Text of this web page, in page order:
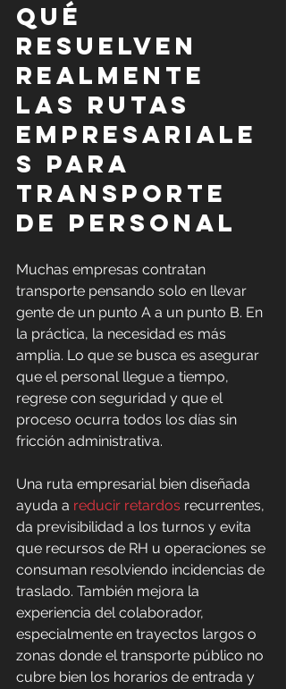
Qué
resuelven
realmente
las rutas
empresariale
s para
transporte
de personal
Muchas empresas contratan
transporte pensando solo en llevar
gente de un punto A a un punto B. En
la práctica, la necesidad es más
amplia. Lo que se busca es asegurar
que el personal llegue a tiempo,
regrese con seguridad y que el
proceso ocurra todos los días sin
fricción administrativa.
Una ruta empresarial bien diseñada
ayuda a reducir retardos recurrentes,
da previsibilidad a los turnos y evita
que recursos de RH u operaciones se
consuman resolviendo incidencias de
traslado. También mejora la
experiencia del colaborador,
especialmente en trayectos largos o
zonas donde el transporte público no
cubre bien los horarios de entrada y